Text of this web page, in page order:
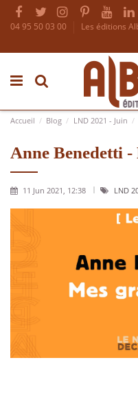
04 95 50 03 00 Les éditions
Accueil Blog LND 2021 - Juin
Anne Benedetti
11 Jun 2021, 12:38 LND